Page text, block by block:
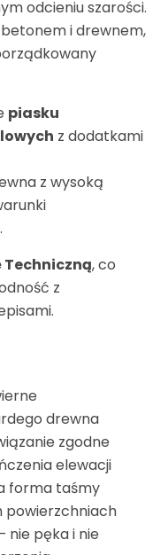
odcieniu szarości.
i drewnem,
piasku
z dodatkami
z wysoką
Techniczną, co
z
drewna
zgodne
elewacji
forma taśmy
powierzchniach
nie pęka i nie